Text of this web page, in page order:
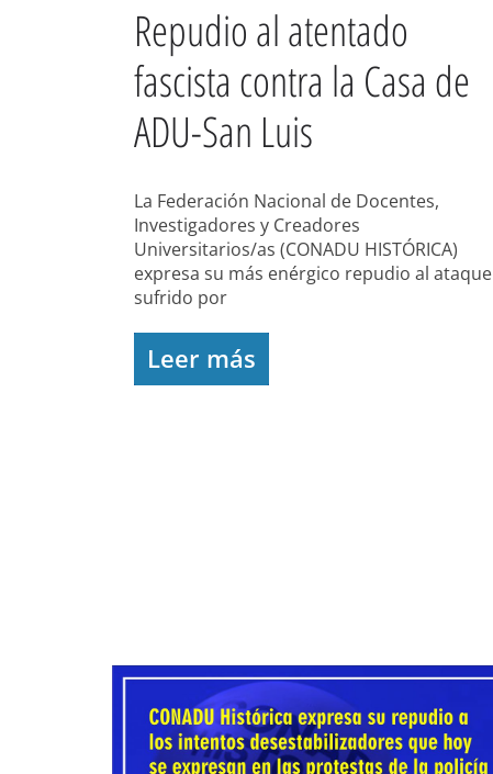
Repudio al atentado
fascista contra la Casa de
ADU-San Luis
La Federación Nacional de Docentes,
Investigadores y Creadores
Universitarios/as (CONADU HISTÓRICA)
expresa su más enérgico repudio al ataque
sufrido por
Leer más